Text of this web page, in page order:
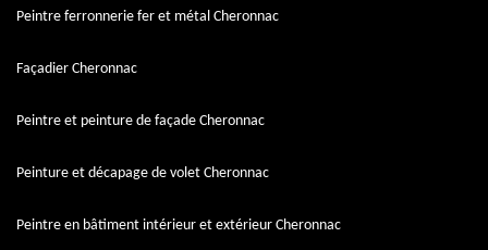
Peintre ferronnerie fer et métal Cheronnac
Façadier Cheronnac
Peintre et peinture de façade Cheronnac
Peinture et décapage de volet Cheronnac
Peintre en bâtiment intérieur et extérieur Cheronnac